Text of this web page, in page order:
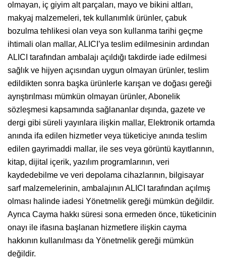
olmayan, iç giyim alt parçaları, mayo ve bikini altları,
makyaj malzemeleri, tek kullanımlık ürünler, çabuk
bozulma tehlikesi olan veya son kullanma tarihi geçme
ihtimali olan mallar, ALICI’ya teslim edilmesinin ardından
ALICI tarafından ambalajı açıldığı takdirde iade edilmesi
sağlık ve hijyen açısından uygun olmayan ürünler, teslim
edildikten sonra başka ürünlerle karışan ve doğası gereği
ayrıştırılması mümkün olmayan ürünler, Abonelik
sözleşmesi kapsamında sağlananlar dışında, gazete ve
dergi gibi süreli yayınlara ilişkin mallar, Elektronik ortamda
anında ifa edilen hizmetler veya tüketiciye anında teslim
edilen gayrimaddi mallar, ile ses veya görüntü kayıtlarının,
kitap, dijital içerik, yazılım programlarının, veri
kaydedebilme ve veri depolama cihazlarının, bilgisayar
sarf malzemelerinin, ambalajının ALICI tarafından açılmış
olması halinde iadesi Yönetmelik gereği mümkün değildir.
Ayrıca Cayma hakkı süresi sona ermeden önce, tüketicinin
onayı ile ifasına başlanan hizmetlere ilişkin cayma
hakkının kullanılması da Yönetmelik gereği mümkün
değildir.